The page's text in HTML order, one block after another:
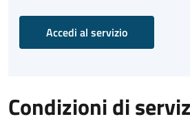
Accedi al servizio
Condizioni di